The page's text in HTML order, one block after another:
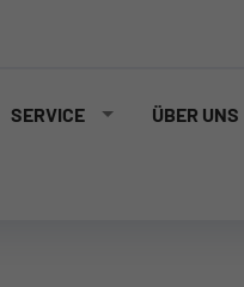
SERVICE ÜBER UNS